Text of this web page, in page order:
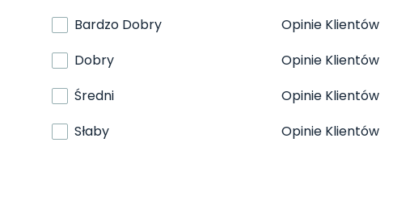
Bardzo Dobry
Opinie Klientów
Dobry
Opinie Klientów
Średni
Opinie Klientów
Słaby
Opinie Klientów